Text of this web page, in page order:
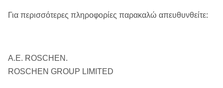
Για περισσότερες πληροφορίες παρακαλώ απευθυνθείτε:
Α.Ε. ROSCHEN.
ROSCHEN GROUP LIMITED